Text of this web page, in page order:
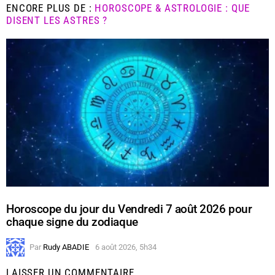
ENCORE PLUS DE : HOROSCOPE & ASTROLOGIE : QUE
DISENT LES ASTRES ?
Horoscope du jour du Vendredi 7 août 2026 pour
chaque signe du zodiaque
Par Rudy ABADIE 6 août 2026, 5h34